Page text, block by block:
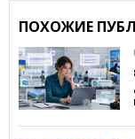
ПОХОЖИЕ